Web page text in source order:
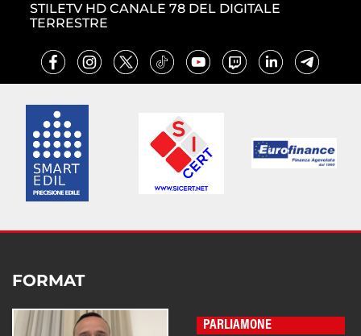
STILETV HD CANALE 78 DEL DIGITALE
TERRESTRE
FORMAT
PARLIAMONE